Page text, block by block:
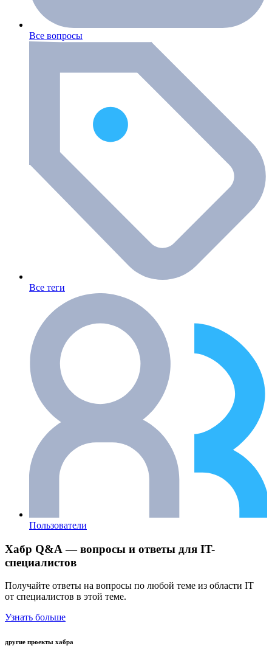
Все вопросы
Все теги
Пользователи
Хабр Q&A — вопросы и ответы для IT-
специалистов
Получайте ответы на вопросы по любой теме из области IT
от специалистов в этой теме.
Узнать больше
другие проекты хабра